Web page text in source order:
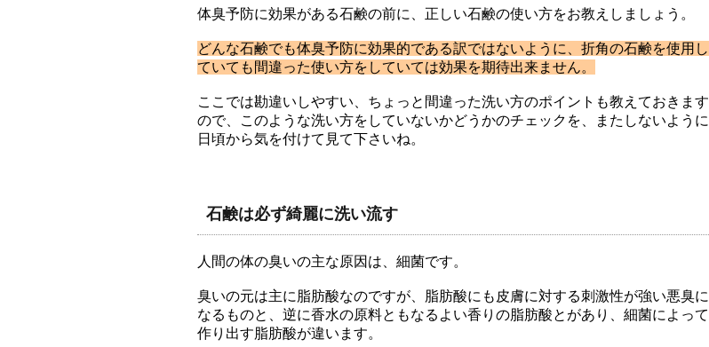
体臭予防に効果がある石鹸の前に、正しい石鹸の使い方をお教えしましょう。
どんな石鹸でも体臭予防に効果的である訳ではないように、折角の石鹸を使用し
ていても間違った使い方をしていては効果を期待出来ません。
ここでは勘違いしやすい、ちょっと間違った洗い方のポイントも教えておきます
ので、このような洗い方をしていないかどうかのチェックを、またしないように
日頃から気を付けて見て下さいね。
石鹸は必ず綺麗に洗い流す
人間の体の臭いの主な原因は、細菌です。
臭いの元は主に脂肪酸なのですが、脂肪酸にも皮膚に対する刺激性が強い悪臭に
なるものと、逆に香水の原料ともなるよい香りの脂肪酸とがあり、細菌によって
作り出す脂肪酸が違います。